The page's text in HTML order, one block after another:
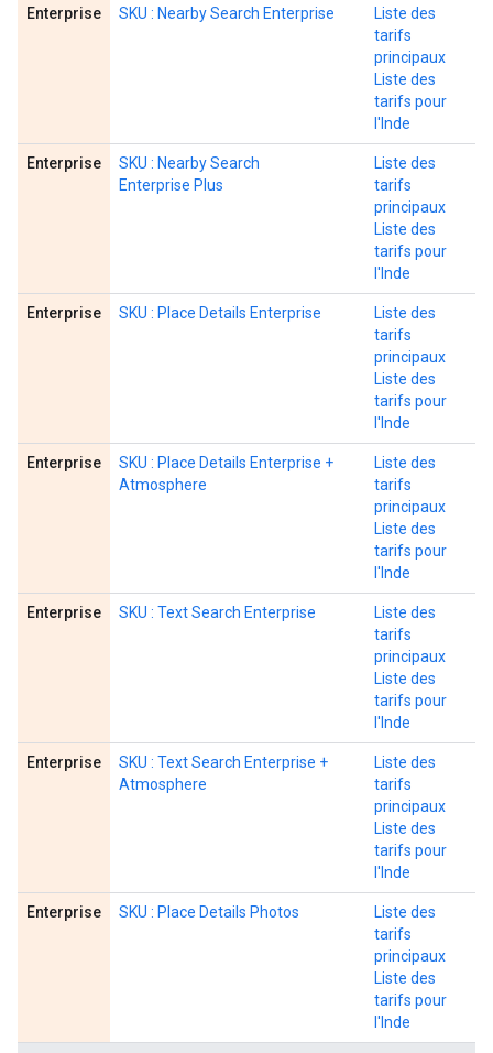
Enterprise SKU : Nearby Search Enterprise
Liste des
tarifs
principaux
Liste des
tarifs pour
l'Inde
Enterprise
SKU : Nearby Search
Enterprise Plus
Liste des
tarifs
principaux
Liste des
tarifs pour
l'Inde
Enterprise SKU : Place Details Enterprise
Liste des
tarifs
principaux
Liste des
tarifs pour
l'Inde
Enterprise
SKU : Place Details Enterprise +
Atmosphere
Liste des
tarifs
principaux
Liste des
tarifs pour
l'Inde
Enterprise SKU : Text Search Enterprise
Liste des
tarifs
principaux
Liste des
tarifs pour
l'Inde
Enterprise
SKU : Text Search Enterprise +
Atmosphere
Liste des
tarifs
principaux
Liste des
tarifs pour
l'Inde
Enterprise SKU : Place Details Photos
Liste des
tarifs
principaux
Liste des
tarifs pour
l'Inde